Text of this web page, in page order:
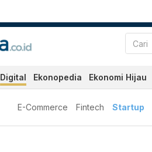
Digital Ekonopedia Ekonomi Hijau
E-Commerce Fintech Startup